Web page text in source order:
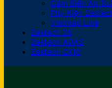
Cảm Biến Áp
Phụ Kiện
Vietmap Live
Zestech 2K
Zestech ADAS
Zestech ZX10